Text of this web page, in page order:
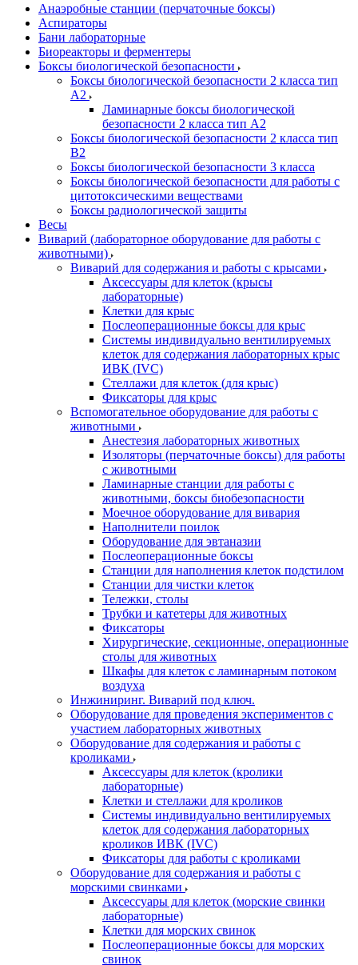
Анаэробные станции (перчаточные боксы)
Аспираторы
Бани лабораторные
Биореакторы и ферментеры
Боксы биологической безопасности
Боксы биологической безопасности 2 класса тип
A2
Ламинарные боксы биологической
безопасности 2 класса тип A2
Боксы биологической безопасности 2 класса тип
B2
Боксы биологической безопасности 3 класса
Боксы биологической безопасности для работы с
цитотоксическими веществами
Боксы радиологической защиты
Весы
Виварий (лабораторное оборудование для работы с
животными)
Виварий для содержания и работы с крысами
Аксессуары для клеток (крысы
лабораторные)
Клетки для крыс
Послеоперационные боксы для крыс
Системы индивидуально вентилируемых
клеток для содержания лабораторных крыс
ИВК (IVC)
Стеллажи для клеток (для крыс)
Фиксаторы для крыс
Вспомогательное оборудование для работы с
животными
Анестезия лабораторных животных
Изоляторы (перчаточные боксы) для работы
с животными
Ламинарные станции для работы с
животными, боксы биобезопасности
Моечное оборудование для вивария
Наполнители поилок
Оборудование для эвтаназии
Послеоперационные боксы
Станции для наполнения клеток подстилом
Станции для чистки клеток
Тележки, столы
Трубки и катетеры для животных
Фиксаторы
Хирургические, секционные, операционные
столы для животных
Шкафы для клеток с ламинарным потоком
воздуха
Инжиниринг. Виварий под ключ.
Оборудование для проведения экспериментов с
участием лабораторных животных
Оборудование для содержания и работы с
кроликами
Аксессуары для клеток (кролики
лабораторные)
Клетки и стеллажи для кроликов
Системы индивидуально вентилируемых
клеток для содержания лабораторных
кроликов ИВК (IVC)
Фиксаторы для работы с кроликами
Оборудование для содержания и работы с
морскими свинками
Аксессуары для клеток (морские свинки
лабораторные)
Клетки для морских свинок
Послеоперационные боксы для морских
свинок